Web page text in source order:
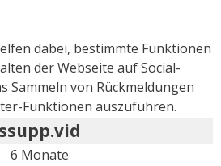
dabei, bestimmte Funktionen
der Webseite auf Social-
Sammeln von Rückmeldungen
Funktionen auszuführen.
ssupp.vid
6 Monate